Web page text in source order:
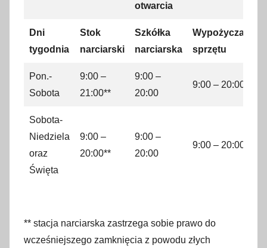
otwarcia
Dni
tygodnia
Stok
narciarski
Szkółka
narciarska
Wypożyczalnia
sprzętu
Pon.-
Sobota
9:00 –
21:00**
9:00 –
20:00
9:00 – 20:00
Sobota-
Niedziela
oraz
Święta
9:00 –
20:00**
9:00 –
20:00
9:00 – 20:00
** stacja narciarska zastrzega sobie prawo do
wcześniejszego zamknięcia z powodu złych